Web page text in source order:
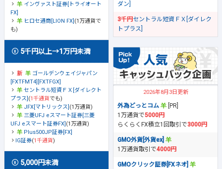
インヴァスト証券[トライオート
FX]
ヒロセ通商[LION FX] (1万通貨で
も)
5千円以上→1万円未満
ゴールデンウェイジャパン
[FXTFMT4][FXTFGX]
セントラル短資ＦＸ[ダイレクト
プラス] (1千通貨でも)
JFX[マトリックス] (1万通貨)
三菱UFJ eスマート証券[三菱
UFJ eスマート証券FX] (1万通貨)
Plus500JP証券[FX]
IG証券(1千通貨)
5,000円未満
ダン]
3千円セントラル短資ＦＸ[ダイレク
トプラス]
2026年8月3日更新
外為どっとコム
[PR]
1万通貨で5000円
らくらくFX積立1回取引で3000円
GMO外貨[外貨ex]
1万通貨取引で4000円
GMOクリック証券[FXネオ]